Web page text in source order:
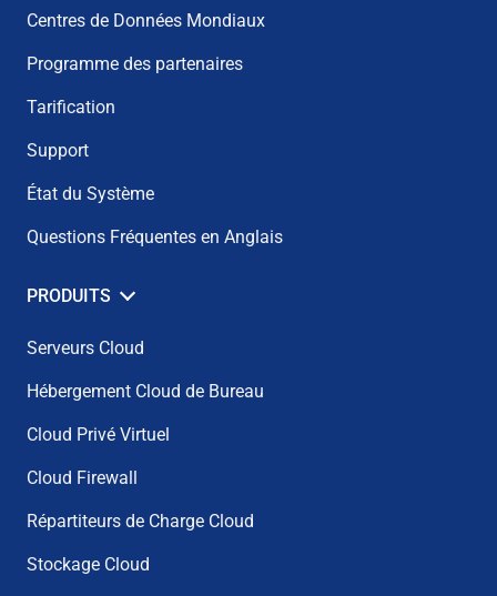
Centres de Données Mondiaux
Programme des partenaires
Tarification
Support
État du Système
Questions Fréquentes en Anglais
PRODUITS
Serveurs Cloud
Hébergement Cloud de Bureau
Cloud Privé Virtuel
Cloud Firewall
Répartiteurs de Charge Cloud
Stockage Cloud